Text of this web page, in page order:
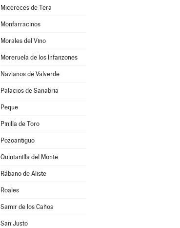
Micereces de Tera
Monfarracinos
Morales del Vino
Moreruela de los Infanzones
Navianos de Valverde
Palacios de Sanabria
Peque
Pinilla de Toro
Pozoantiguo
Quintanilla del Monte
Rábano de Aliste
Roales
Samir de los Caños
San Justo